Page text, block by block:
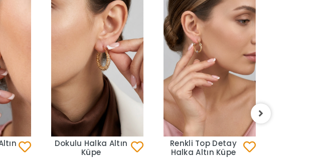
Dokulu Halka Altın
Küpe
Renkli Top Detay
Halka Altın Küpe